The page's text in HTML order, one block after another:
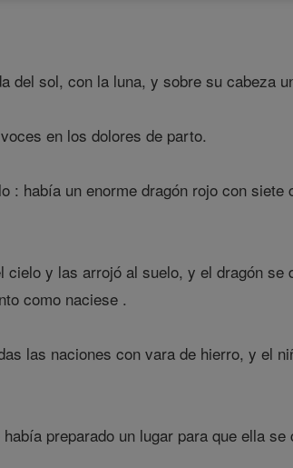
del sol, con la luna, y sobre su cabeza
en los dolores de parto.
: había un enorme dragón rojo con
y las arrojó al suelo, y el dragón se
como naciese .
las naciones con vara de hierro, y el
preparado un lugar para que ella